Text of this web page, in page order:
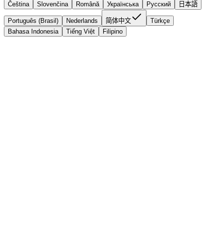
Čeština
Slovenčina Română Українська Русский 日本語
Português (Brasil) Nederlands 简体中文
Türkçe
Bahasa Indonesia
Tiếng Việt Filipino